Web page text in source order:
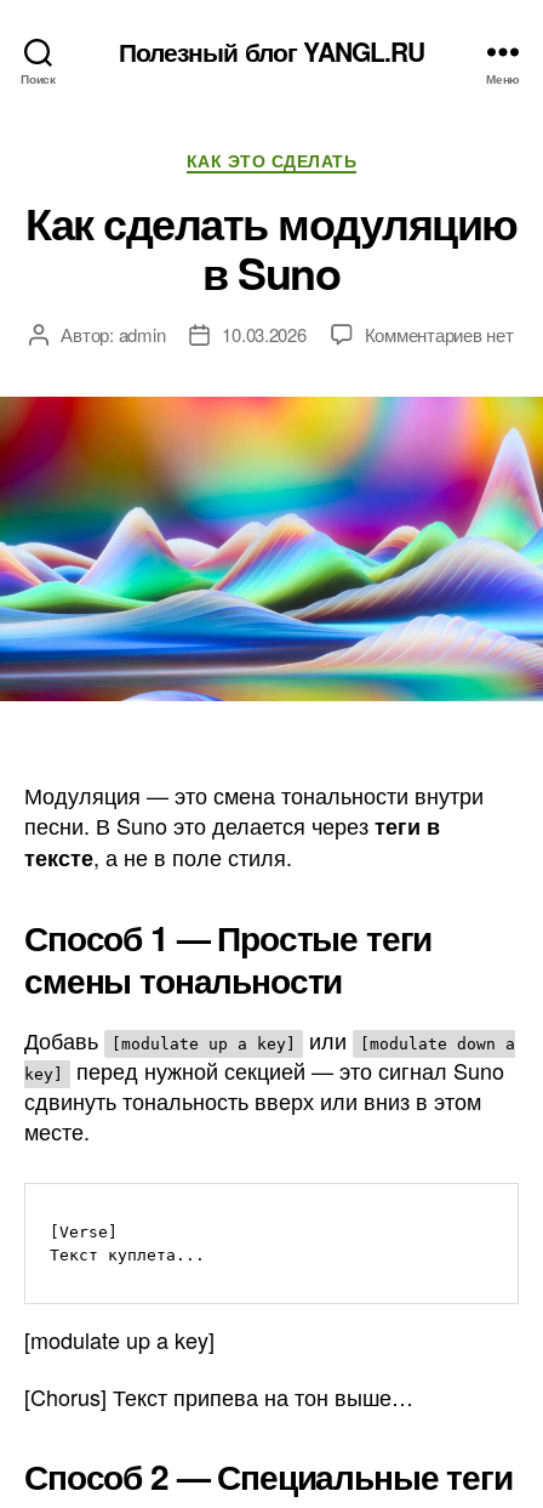
Поиск
Полезный блог YANGL.RU
Меню
Рубрики
КАК ЭТО СДЕЛАТЬ
Как сделать модуляцию
в Suno
АвторАвтор: admin
Дата10.03.2026 Комментариевк
в
Suno
нет
Модуляция — это смена тональности внутри
песни. В Suno это делается черезтеги в
тексте, а не в поле стиля.
Способ 1 — Простые теги
смены тональности
Добавь [modulate up a key] или
[modulate down a
key]
перед нужной секцией — это сигнал Suno
сдвинуть тональность вверх или вниз в этом
месте.
[Verse]
Текст куплета...
[modulate up a key]
[Chorus] Текст припева на тон выше…
Способ 2 — Специальные теги